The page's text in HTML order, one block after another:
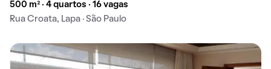
500 m² · 4 quartos · 16 vagas
Rua Croata, Lapa · São Paulo